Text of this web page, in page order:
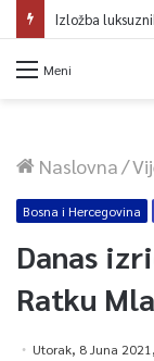
Izložba
Meni
Naslovna/
Bosna i Hercegovina
Danas
Ratku
Utorak, 8 Juna